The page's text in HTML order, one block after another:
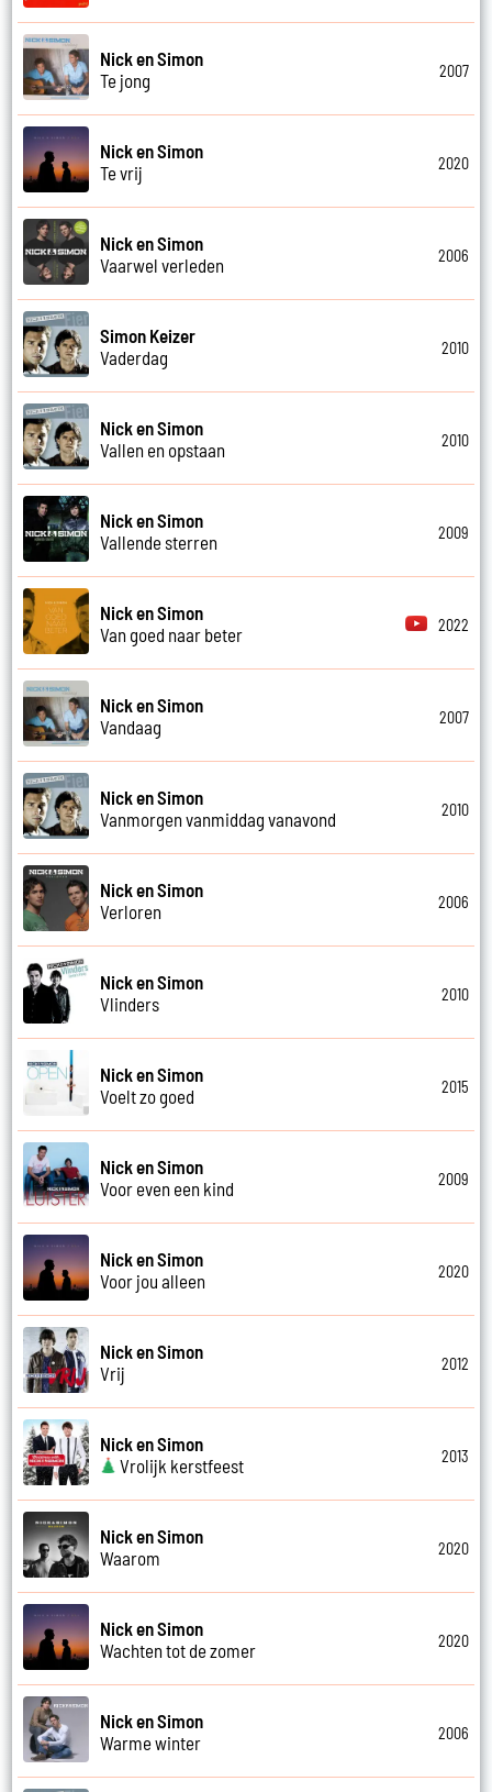
Nick en Simon
Te jong
2007
Nick en Simon
Te vrij
2020
Nick en Simon
Vaarwel verleden
2006
Simon Keizer
Vaderdag
2010
Nick en Simon
Vallen en opstaan
2010
Nick en Simon
Vallende sterren
2009
Nick en Simon
Van goed naar beter
2022
Nick en Simon
Vandaag
2007
Nick en Simon
Vanmorgen vanmiddag vanavond
2010
Nick en Simon
Verloren
2006
Nick en Simon
Vlinders
2010
Nick en Simon
Voelt zo goed
2015
Nick en Simon
Voor even een kind
2009
Nick en Simon
Voor jou alleen
2020
Nick en Simon
Vrij
2012
Nick en Simon
Vrolijk kerstfeest
2013
Nick en Simon
Waarom
2020
Nick en Simon
Wachten tot de zomer
2020
Nick en Simon
Warme winter
2006